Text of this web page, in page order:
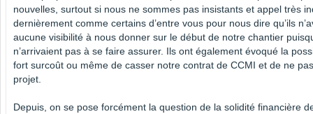
nouvelles, surtout si nous ne sommes pas insistants et appel très
dernièrement comme certains d’entre vous pour nous dire qu’ils
aucune visibilité à nous donner sur le début de notre chantier
n’arrivaient pas à se faire assurer. Ils ont également évoqué la
fort surcoût ou même de casser notre contrat de CCMI et de ne
projet.
Depuis, on se pose forcément la question de la solidité financière